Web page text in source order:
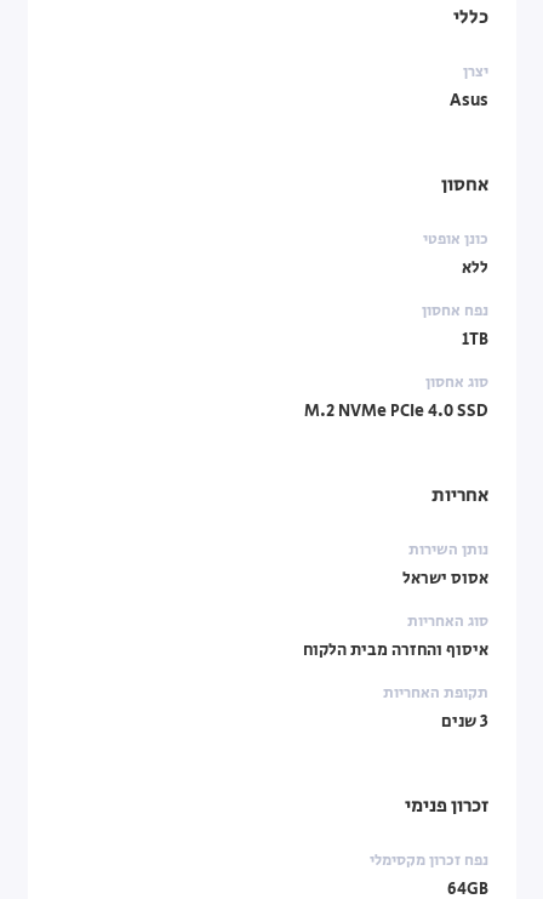
כללי
יצרן
Asus
אחסון
כונן אופטי
ללא
נפח אחסון
1TB
סוג אחסון
M.2 NVMe PCIe 4.0 SSD
אחריות
נותן השירות
אסוס ישראל
סוג האחריות
איסוף והחזרה מבית הלקוח
תקופת האחריות
3 שנים
זכרון פנימי
נפח זכרון מקסימלי
64GB